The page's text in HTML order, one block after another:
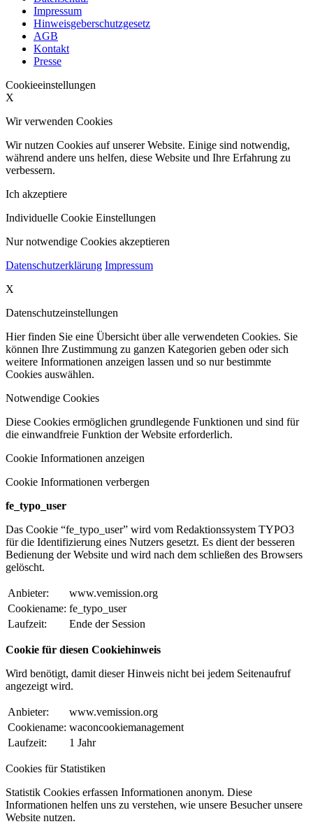
Impressum
Hinweisgeberschutzgesetz
AGB
Kontakt
Presse
Cookieeinstellungen
X
Wir verwenden Cookies
Wir nutzen Cookies auf unserer Website. Einige sind notwendig,
während andere uns helfen, diese Website und Ihre Erfahrung zu
verbessern.
Ich akzeptiere
Individuelle Cookie Einstellungen
Nur notwendige Cookies akzeptieren
Datenschutzerklärung Impressum
X
Datenschutzeinstellungen
Hier finden Sie eine Übersicht über alle verwendeten Cookies. Sie
können Ihre Zustimmung zu ganzen Kategorien geben oder sich
weitere Informationen anzeigen lassen und so nur bestimmte
Cookies auswählen.
Notwendige Cookies
Diese Cookies ermöglichen grundlegende Funktionen und sind für
die einwandfreie Funktion der Website erforderlich.
Cookie Informationen anzeigen
Cookie Informationen verbergen
fe_typo_user
Das Cookie “fe_typo_user” wird vom Redaktionssystem TYPO3
für die Identifizierung eines Nutzers gesetzt. Es dient der besseren
Bedienung der Website und wird nach dem schließen des Browsers
gelöscht.
Anbieter:
www.vemission.org
Cookiename: fe_typo_user
Laufzeit:
Ende der Session
Cookie für diesen Cookiehinweis
Wird benötigt, damit dieser Hinweis nicht bei jedem Seitenaufruf
angezeigt wird.
Anbieter:
www.vemission.org
Cookiename: waconcookiemanagement
Laufzeit:
1 Jahr
Cookies für Statistiken
Statistik Cookies erfassen Informationen anonym. Diese
Informationen helfen uns zu verstehen, wie unsere Besucher unsere
Website nutzen.